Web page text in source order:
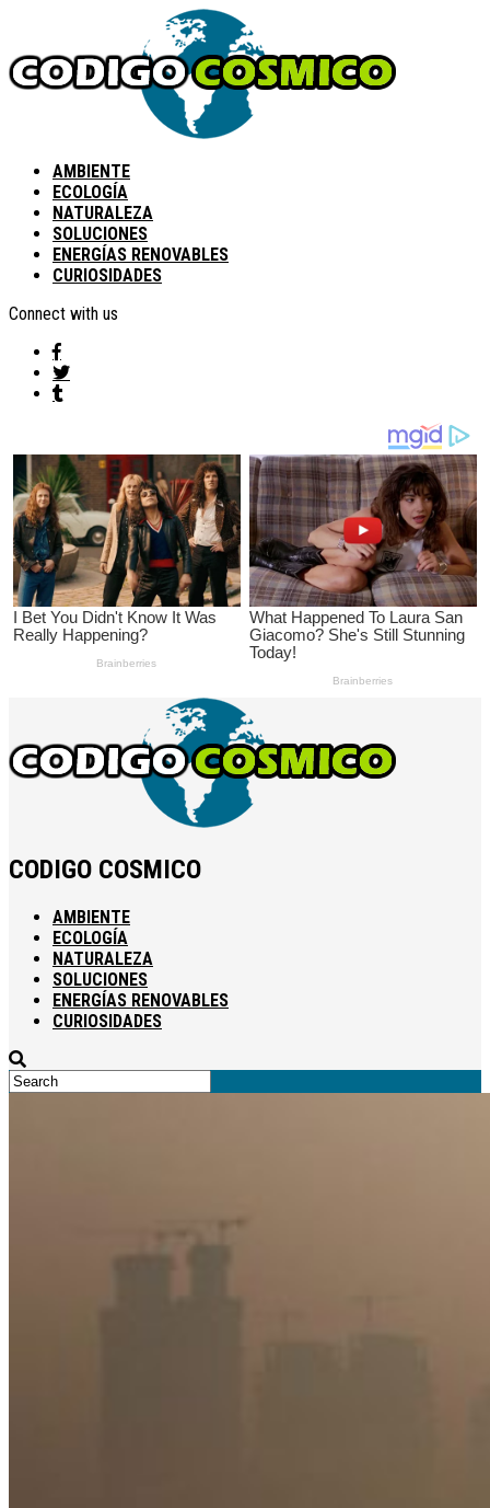
AMBIENTE
ECOLOGÍA
NATURALEZA
SOLUCIONES
ENERGÍAS RENOVABLES
CURIOSIDADES
Connect with us
CODIGO COSMICO
AMBIENTE
ECOLOGÍA
NATURALEZA
SOLUCIONES
ENERGÍAS RENOVABLES
CURIOSIDADES